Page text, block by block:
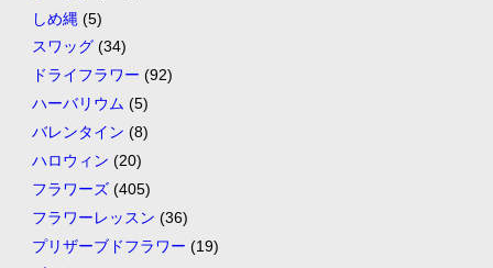
しめ縄 (5)
スワッグ(34)
ドライフラワー (92)
ハーバリウム (5)
バレンタイン (8)
ハロウィン (20)
フラワーズ(405)
フラワーレッスン (36)
プリザーブドフラワー (19)